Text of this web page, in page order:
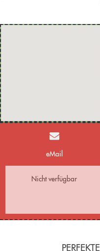
eMail
Nicht verfügbar